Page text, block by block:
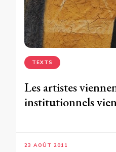
TEXTS
Les artistes
institutionnels
23 AOÛT 2011